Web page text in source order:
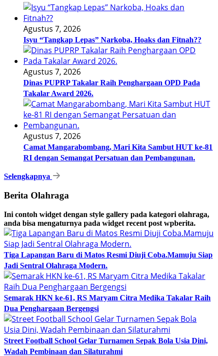
Agustus 7, 2026
Isyu “Tangkap Lepas” Narkoba, Hoaks dan Fitnah??
Agustus 7, 2026
Dinas PUPRP Takalar Raih Penghargaan OPD Pada
Takalar Award 2026.
Agustus 7, 2026
Camat Mangarabombang, Mari Kita Sambut HUT ke-81
RI dengan Semangat Persatuan dan Pembangunan.‍
Selengkapnya
Berita Olahraga
Ini contoh widget dengan style gallery pada kategori olahraga,
anda bisa mengaturnya pada widget recent post wpberita.
Tiga Lapangan Baru di Matos Resmi Diuji Coba.Mamuju Siap
Jadi Sentral Olahraga Modern.
Semarak HKN ke-61, RS Maryam Citra Medika Takalar Raih
Dua Penghargaan Bergengsi
Street Football School Gelar Turnamen Sepak Bola Usia Dini,
Wadah Pembinaan dan Silaturahmi